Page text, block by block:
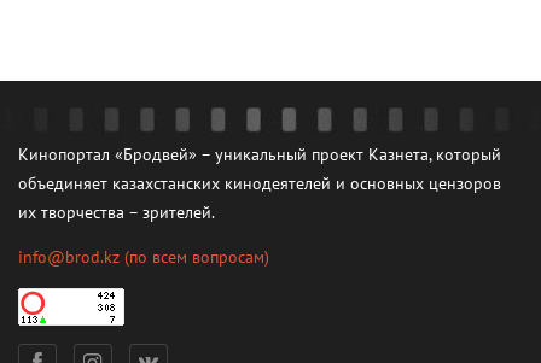
Кинопортал «Бродвей» – уникальный проект Казнета, который
объединяет казахстанских кинодеятелей и основных цензоров
их творчества – зрителей.
info@brod.kz (по всем вопросам)